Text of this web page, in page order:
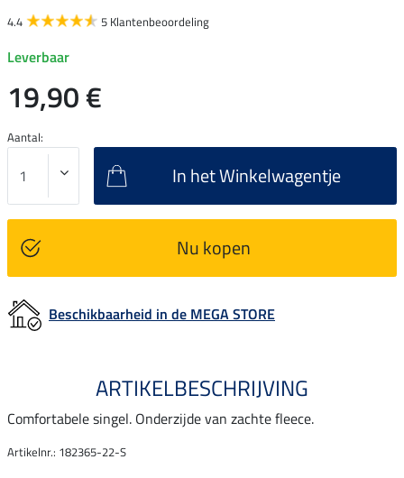
4.4 5 Klantenbeoordeling
Leverbaar
19,90 €
Aantal:
In het Winkelwagentje
Nu kopen
Beschikbaarheid in de MEGA STORE
ARTIKELBESCHRIJVING
Comfortabele singel. Onderzijde van zachte fleece.
Artikelnr.: 182365-22-S